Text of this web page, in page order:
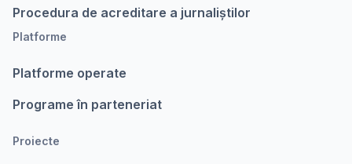
Procedura de acreditare a jurnaliștilor
Platforme
Platforme operate
Programe în parteneriat
Proiecte